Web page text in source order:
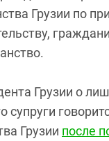
Грузии по
Грузии о
Грузии после